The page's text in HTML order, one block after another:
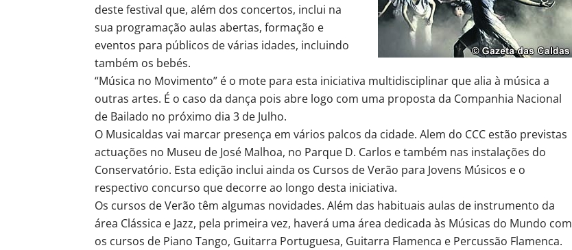
deste festival que, além dos concertos, inclui na
sua programação aulas abertas, formação e
eventos para públicos de várias idades, incluindo
também os bebés.
“Música no Movimento” é o mote para esta iniciativa multidisciplinar que alia à música a
outras artes. É o caso da dança pois abre logo com uma proposta da Companhia Nacional
de Bailado no próximo dia 3 de Julho.
O Musicaldas vai marcar presença em vários palcos da cidade. Alem do CCC estão previstas
actuações no Museu de José Malhoa, no Parque D. Carlos e também nas instalações do
Conservatório. Esta edição inclui ainda os Cursos de Verão para Jovens Músicos e o
respectivo concurso que decorre ao longo desta iniciativa.
Os cursos de Verão têm algumas novidades. Além das habituais aulas de instrumento da
área Clássica e Jazz, pela primeira vez, haverá uma área dedicada às Músicas do Mundo com
os cursos de Piano Tango, Guitarra Portuguesa, Guitarra Flamenca e Percussão Flamenca.